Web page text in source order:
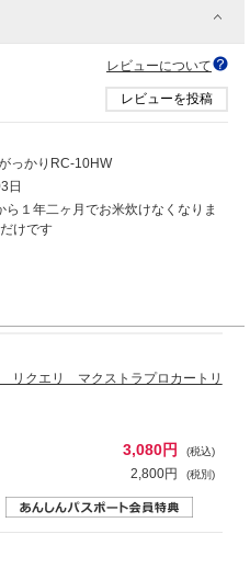
レビューについて
レビューを投稿
っかりRC-10HW
日
１年二ヶ月でお米炊けなくなりま
けです
リクエリ マクストラプロカートリ
3,080円 (税込)
2,800円 (税別)